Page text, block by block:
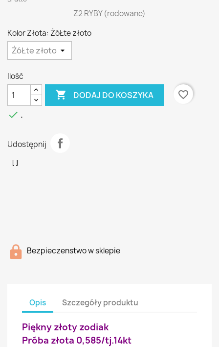
Z2 RYBY (rodowane)
Kolor Złota: ŻóŁte złoto
Ilość
 DODAJ DO KOSZYKA
favorite_border
 .
Udostępnij
Bezpieczenstwo w sklepie
Opis Szczegóły produktu
Piękny złoty zodiak
Próba złota 0,585/tj.14kt